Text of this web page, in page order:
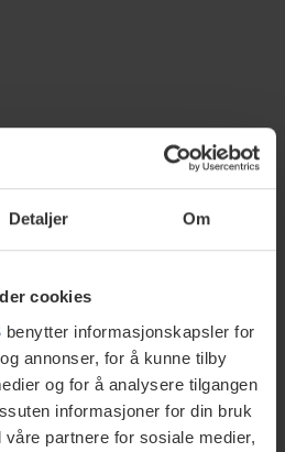
Detaljer Om
cookies
benytter informasjonskapsler for
annonser, for å kunne tilby
og for å analysere tilgangen
informasjoner for din bruk
partnere for sosiale medier,